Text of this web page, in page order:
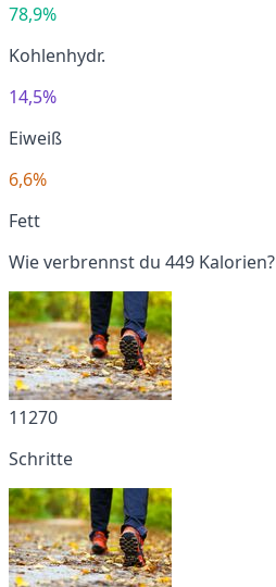
78,9%
Kohlenhydr.
14,5%
Eiweiß
6,6%
Fett
Wie verbrennst du 449 Kalorien?
11270
Schritte